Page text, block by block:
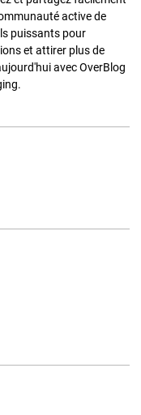
active de
puissants pour
et attirer plus de
avec OverBlog